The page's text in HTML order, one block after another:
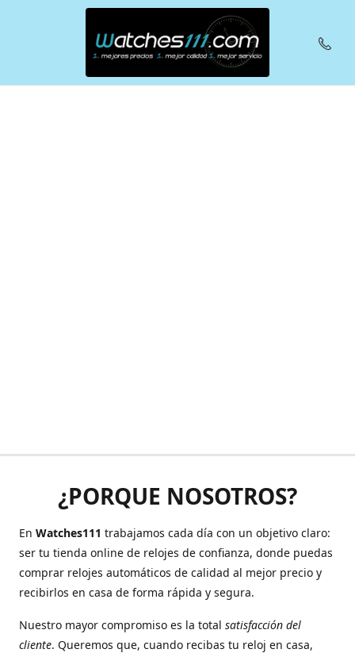
¿PORQUE NOSOTROS?
En Watches111 trabajamos cada día con un objetivo claro:
ser tu tienda online de relojes de confianza, donde puedas
comprar relojes automáticos de calidad al mejor precio y
recibirlos en casa de forma rápida y segura.
Nuestro mayor compromiso es la total satisfacción del
cliente. Queremos que, cuando recibas tu reloj en casa,